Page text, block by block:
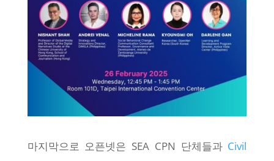
마지막으로 오픈넷은 SEA CPN 단체들과 Civil